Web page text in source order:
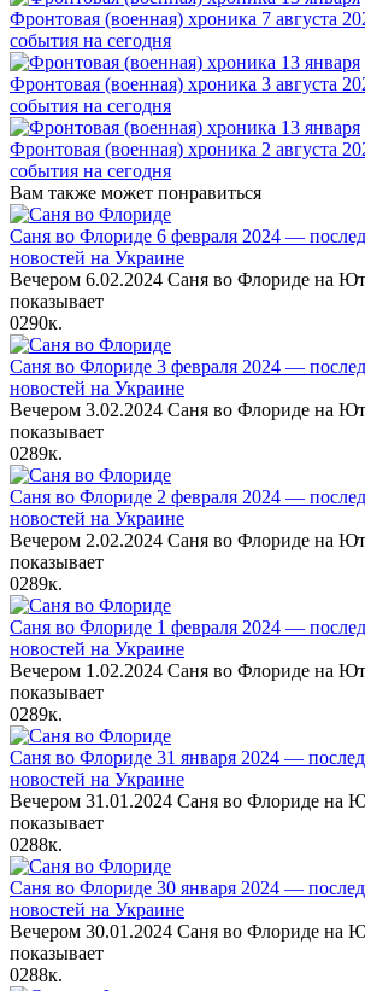
Фронтовая (военная) хроника 7 августа
события на сегодня
Фронтовая (военная) хроника 3 августа
события на сегодня
Фронтовая (военная) хроника 2 августа
события на сегодня
Вам также может понравиться
Саня во Флориде 6 февраля 2024 —
новостей на Украине
Вечером 6.02.2024 Саня во Флориде на
показывает
0290к.
Саня во Флориде 3 февраля 2024 —
новостей на Украине
Вечером 3.02.2024 Саня во Флориде на
показывает
0289к.
Саня во Флориде 2 февраля 2024 —
новостей на Украине
Вечером 2.02.2024 Саня во Флориде на
показывает
0289к.
Саня во Флориде 1 февраля 2024 —
новостей на Украине
Вечером 1.02.2024 Саня во Флориде на
показывает
0289к.
Саня во Флориде 31 января 2024 —
новостей на Украине
Вечером 31.01.2024 Саня во Флориде на
показывает
0288к.
Саня во Флориде 30 января 2024 —
новостей на Украине
Вечером 30.01.2024 Саня во Флориде на
показывает
0288к.